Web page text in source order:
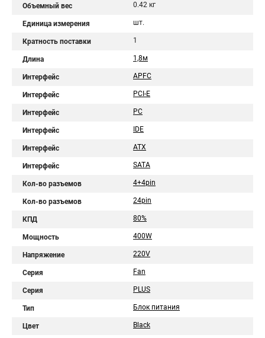
Объемный вес 0.42 кг
Единица измерения шт.
Кратность поставки 1
Длина 1,8м
Интерфейс APFC
Интерфейс PCI-E
Интерфейс PC
Интерфейс IDE
Интерфейс ATX
Интерфейс SATA
Кол-во разъемов 4+4pin
Кол-во разъемов 24pin
КПД 80%
Мощность 400W
Напряжение 220V
Серия Fan
Серия PLUS
Тип Блок питания
Цвет Black